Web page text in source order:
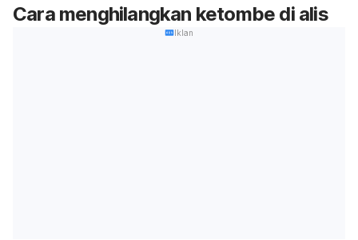
Cara menghilangkan ketombe di alis
Iklan